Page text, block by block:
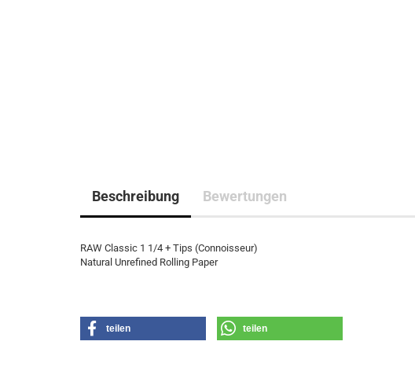
Beschreibung Bewertungen
RAW Classic 1 1/4 + Tips (Connoisseur)
Natural Unrefined Rolling Paper
teilen teilen